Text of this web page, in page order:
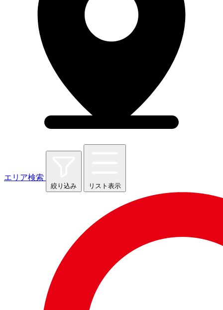
エリア検索
絞り込み リスト表示